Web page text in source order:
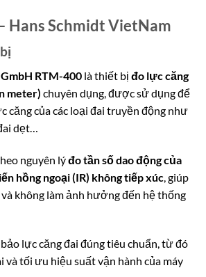
Hans Schmidt VietNam
RTM-400 là thiết bị đo lực căng
meter) chuyên dụng, được sử dụng để
căng của các loại đai truyền động như
dẹt…
nguyên lýđo tần số dao động của
hồng ngoại (IR) không tiếp xúc , giúp
không làm ảnh hưởng đến hệ thống
lực căng đai đúng tiêu chuẩn, từ đó
và tối ưu hiệu suất vận hành của máy